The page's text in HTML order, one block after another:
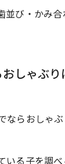
並び・かみ
しゃぶり
ならおしゃ
いる子を調